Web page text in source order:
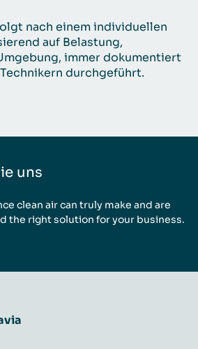
nach einem individuellen
auf Belastung,
immer dokumentiert
durchgeführt.
uns
clean air can truly make and are
the right solution for your business.